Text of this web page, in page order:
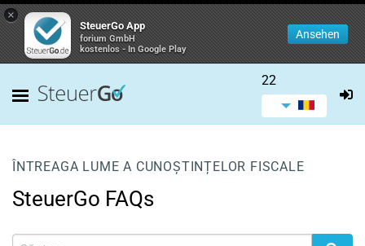
×
SteuerGo App
forium GmbH
kostenlos - In Google Play
Ansehen
22
ÎNTREAGA LUME A CUNOȘTINȚELOR FISCALE
SteuerGo FAQs